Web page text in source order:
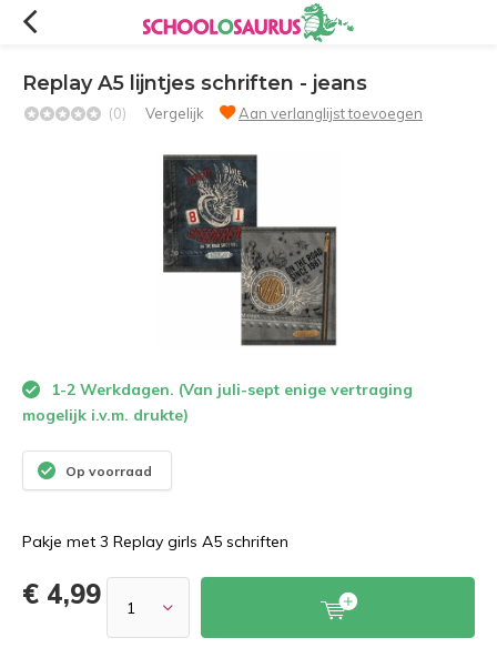
Replay A5 lijntjes schriften - jeans
(0) Vergelijk Aan verlanglijst toevoegen
1-2 Werkdagen. (Van juli-sept enige vertraging
mogelijk i.v.m. drukte)
Op voorraad
Pakje met 3 Replay girls A5 schriften
€ 4,99